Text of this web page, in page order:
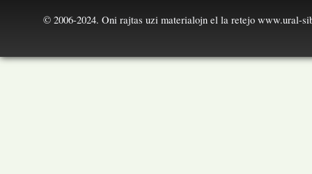
© 2006-2024. Oni rajtas uzi materialojn el la retejo www.ural-